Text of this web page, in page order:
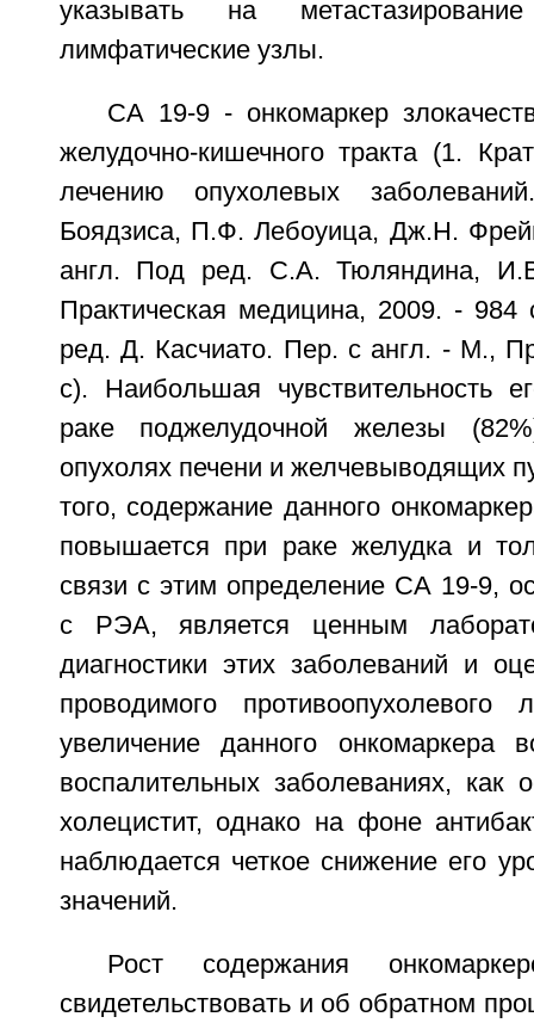
указывать на
лимфатические узлы.
СА 19-9 - онкомаркер
желудочно-кишечного тракта (1.
лечению опухолевых
Боядзиса, П.Ф. Лебоуица, Дж.Н.
англ. Под ред. С.А. Тюляндина,
Практическая медицина, 2009. -
ред. Д. Касчиато. Пер. с англ. - М.,
с). Наибольшая чувствительность
раке поджелудочной железы
опухолях печени и желчевыводящих
того, содержание данного
повышается при раке желудка и
связи с этим определение СА 19-9,
с РЭА, является ценным
диагностики этих заболеваний и
проводимого противоопухолевого
увеличение данного онкомаркера
воспалительных заболеваниях, как
холецистит, однако на фоне
наблюдается четкое снижение его
значений.
Рост содержания
свидетельствовать и об обратном